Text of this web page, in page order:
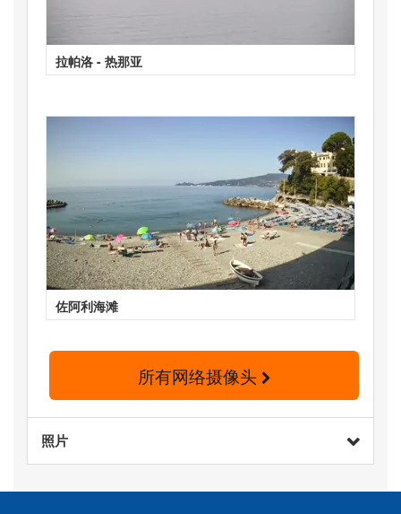
拉帕洛 - 热那亚
佐阿利海滩
所有网络摄像头
照片